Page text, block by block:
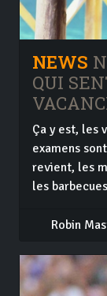
NEWS
QUI
Ça y est, les
examens
revient, les
les
Robin